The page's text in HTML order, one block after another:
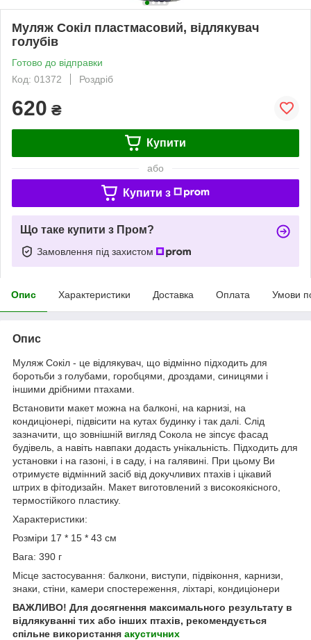
Муляж Сокіл пластмасовий, відлякувач
голубів
Готово до відправки
Код: 01372
Роздріб
620 ₴
Купити
або
Купити з
Що таке купити з Пром?
Замовлення під захистом
Опис Характеристики Доставка Оплата Умови
Опис
Муляж Сокіл - це відлякувач, що відмінно підходить для
боротьби з голубами, горобцями, дроздами, синицями і
іншими дрібними птахами.
Встановити макет можна на балконі, на карнизі, на
кондиціонері, підвісити на кутах будинку і так далі. Слід
зазначити, що зовнішній вигляд Сокола не зіпсує фасад
будівель, а навіть навпаки додасть унікальність. Підходить для
установки і на газоні, і в саду, і на галявині. При цьому Ви
отримуєте відмінний засіб від докучливих птахів і цікавий
штрих в фітодизайн. Макет виготовлений з високоякісного,
термостійкого пластику.
Характеристики:
Розміри 17 * 15 * 43 см
Вага: 390 г
Місце застосування: балкони, виступи, підвіконня, карнизи,
знаки, стіни, камери спостереження, ліхтарі, кондиціонери
ВАЖЛИВО! Для досягнення максимального результату в
відлякуванні тих або інших птахів, рекомендується
спільне використання акустичних